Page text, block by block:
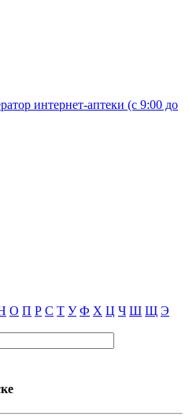
интернет-аптеки (с 9:00 до
О П Р С Т У Ф Х Ц Ч Ш Щ Э